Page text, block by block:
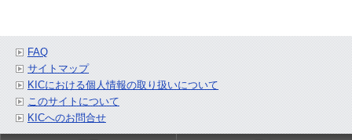
FAQ
サイトマップ
KICにおける個人情報の取り扱いについて
このサイトについて
KICへのお問合せ